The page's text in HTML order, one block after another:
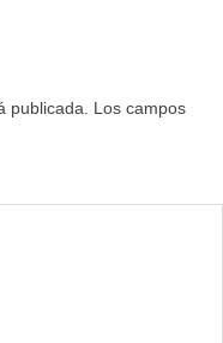
publicada.
Los campos